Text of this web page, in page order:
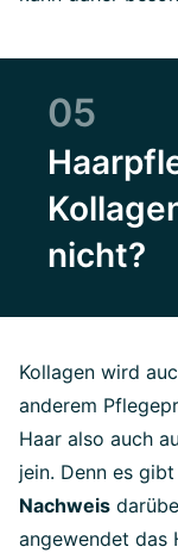
05
nicht?
Kollagen wird
anderem
Haar also auch
jein. Denn es
Nachweis
angewendet das